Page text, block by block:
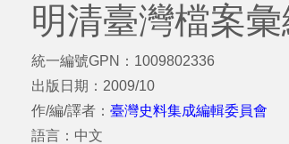
明清臺灣檔案
統一編號GPN：1009802336
出版日期：2009/10
作/編/譯者： 臺灣史料集成編輯委員會
語言：中文